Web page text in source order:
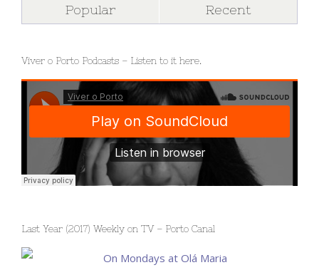
Popular Recent
Viver o Porto Podcasts – Listen to it here.
Last Year (2017) Weekly on TV – Porto Canal